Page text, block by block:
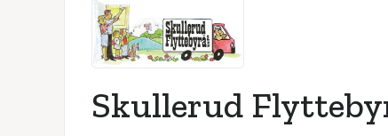
Skullerud